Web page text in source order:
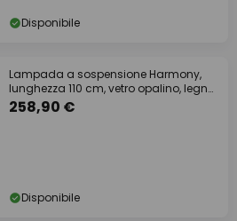
Disponibile
Lampada a sospensione Harmony,
lunghezza 110 cm, vetro opalino, legno
di
258,90 €
Disponibile